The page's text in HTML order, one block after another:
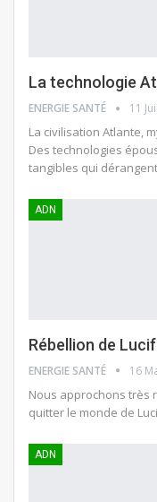
La technologie
ENERGIE SANTÉ 11
La civilisation Atlante,
Des technologies
tangibles qui
ADN
Rébellion de
ENERGIE SANTÉ 16
Nous approchons très
quitter le monde de
ADN